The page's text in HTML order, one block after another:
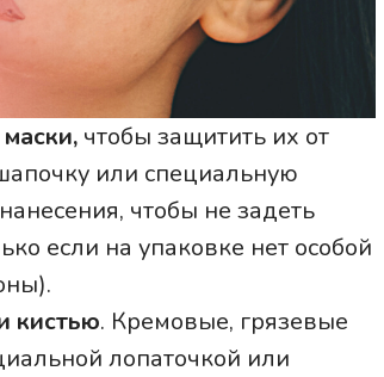
чтобы защитить их от
или специальную
чтобы не задеть
если на упаковке нет особой
кистью. Кремовые, грязевые
лопаточкой или